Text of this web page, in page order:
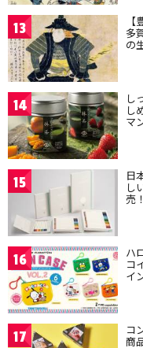
13 多
の
14 し
し
マ
15 日
し
売！
16 ハ
コ
イ
17 コ
商